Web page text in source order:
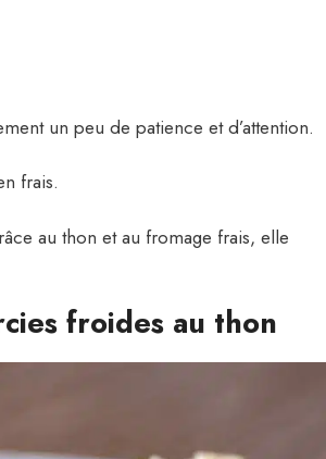
un peu de patience et d’attention.
frais.
au thon et au fromage frais, elle
froides au thon